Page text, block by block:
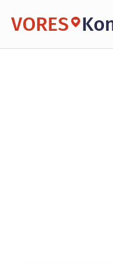
VORES